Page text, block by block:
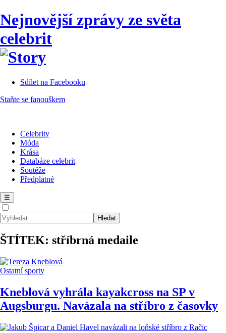
Nejnovější zprávy ze světa
celebrit
Sdílet na Facebooku
Staňte se fanouškem
Celebrity
Móda
Krása
Databáze celebrit
Soutěže
Předplatné
☰
ŠTÍTEK: stříbrná medaile
Ostatní sporty
Kneblová vyhrála kayakcross na SP v
Augsburgu. Navázala na stříbro z časovky